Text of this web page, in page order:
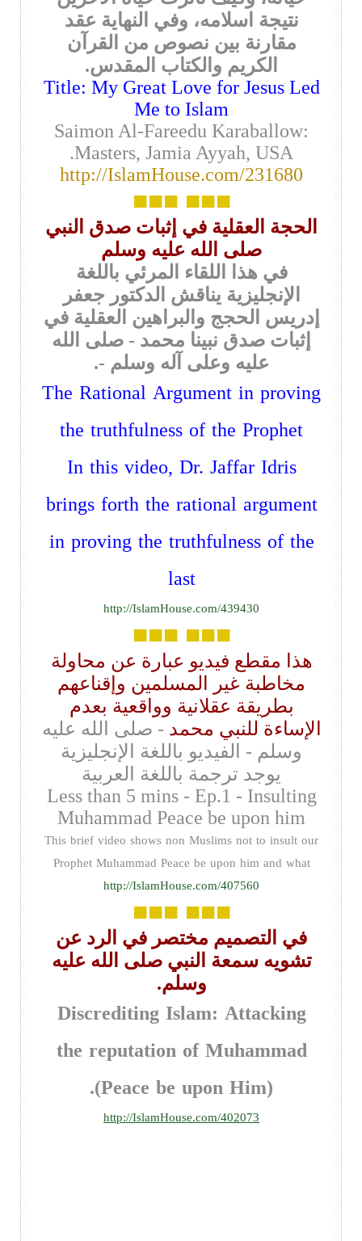
نتيجة اسلامه، وفي النهاية عقد
مقارنة بين نصوص من القرآن
الكريم والكتاب المقدس.
Title: My Great Love for Jesus Led
Me to Islam
Saimon Al-Fareedu Karaballow:
Masters, Jamia Ayyah, USA.
http://IslamHouse.com/231680
■■■
■■■
الحجة العقلية في إثبات صدق النبي
صلى الله عليه وسلم
في هذا اللقاء المرئي باللغة
الإنجليزية يناقش الدكتور جعفر
إدريس الحجج والبراهين العقلية في
إثبات صدق نبينا محمد - صلى الله
عليه وعلى آله وسلم -.
The Rational Argument in proving
the truthfulness of the Prophet
In this video, Dr. Jaffar Idris
brings forth the rational argument
in proving the truthfulness of the
last
http://IslamHouse.com/439430
■■■
■■■
هذا مقطع فيديو عبارة عن محاولة
مخاطبة غير المسلمين وإقناعهم
بطريقة عقلانية وواقعية بعدم
الإساءة للنبي محمد - صلى الله عليه
وسلم - الفيديو باللغة الإنجليزية
يوجد ترجمة باللغة العربية
Less than 5 mins - Ep.1 - Insulting
Muhammad Peace be upon him
This brief video shows non Muslims not to insult our
Prophet Muhammad Peace be upon him and what
http://IslamHouse.com/407560
■■■
■■■
في التصميم مختصر في الرد عن
تشويه سمعة النبي صلى الله عليه
وسلم.
Discrediting Islam: Attacking
the reputation of Muhammad
(Peace be upon Him).
http://IslamHouse.com/402073